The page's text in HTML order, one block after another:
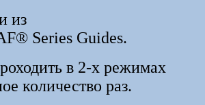
из
Series Guides.
в 2-х режимах
количество раз.